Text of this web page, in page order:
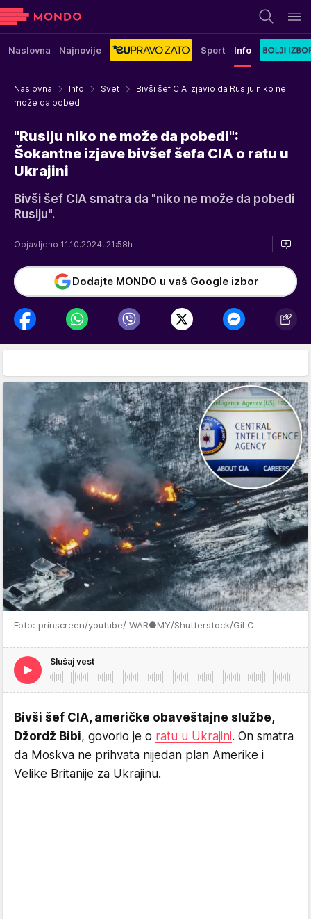
Naslovna Najnovije Sport Info
Naslovna Info Svet
Bivši šef CIA izjavio da Rusiju niko ne
može da pobedi
"Rusiju niko ne može da pobedi":
Šokantne izjave bivšef šefa CIA o ratu u
Ukrajini
Bivši šef CIA smatra da "niko ne može da pobedi
Rusiju".
Objavljeno 11.10.2024. 21:58h
Dodajte MONDO u vaš Google izbor
Foto: prinscreen/youtube/ WAR●MY/Shutterstock/Gil C
Slušaj vest
Bivši šef CIA, američke obaveštajne službe,
Džordž Bibi, govorio je o ratu u Ukrajini. On smatra
da Moskva ne prihvata nijedan plan Amerike i
Velike Britanije za Ukrajinu.